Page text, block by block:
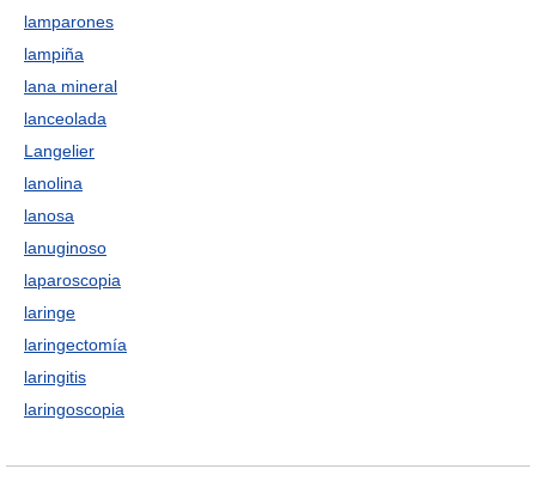
lamparones
lampiña
lana mineral
lanceolada
Langelier
lanolina
lanosa
lanuginoso
laparoscopia
laringe
laringectomía
laringitis
laringoscopia